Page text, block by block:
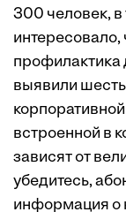
300 человек, в
интересовало,
профилактика
выявили
встроенной в
зависят от
убедитесь,
информация о